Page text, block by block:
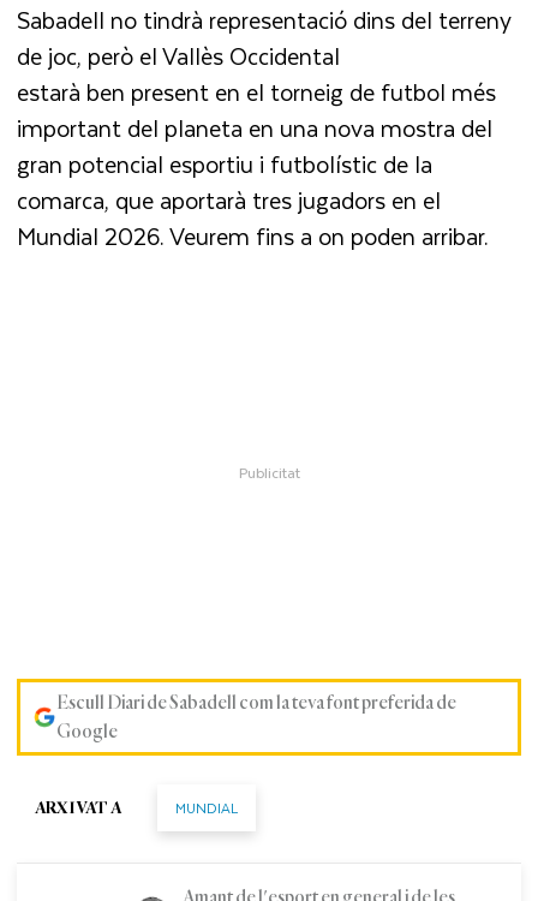
Sabadell no tindrà representació dins del terreny
de joc, però el Vallès Occidental
estarà ben present en el torneig de futbol més
important del planeta en una nova mostra del
gran potencial esportiu i futbolístic de la
comarca, que aportarà tres jugadors en el
Mundial 2026. Veurem fins a on poden arribar.
Escull Diari de Sabadell com la teva font preferida de
Google
ARXIVAT A MUNDIAL